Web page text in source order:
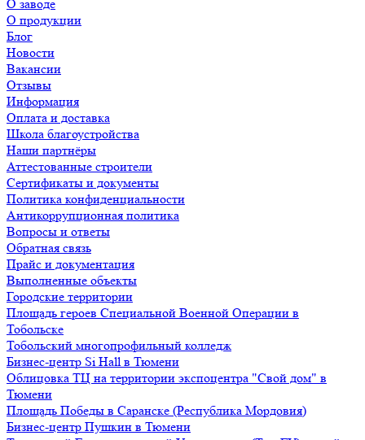
О заводе
О продукции
Блог
Новости
Вакансии
Отзывы
Информация
Оплата и доставка
Школа благоустройства
Наши партнёры
Аттестованные строители
Сертификаты и документы
Политика конфиденциальности
Антикоррупционная политика
Вопросы и ответы
Обратная связь
Прайс и документация
Выполненные объекты
Городские территории
Площадь героев Специальной Военной Операции в
Тобольске
Тобольский многопрофильный колледж
Бизнес-центр Si Hall в Тюмени
Облицовка ТЦ на территории экспоцентра "Свой дом" в
Тюмени
Площадь Победы в Саранске (Республика Мордовия)
Бизнес-центр Пушкин в Тюмени